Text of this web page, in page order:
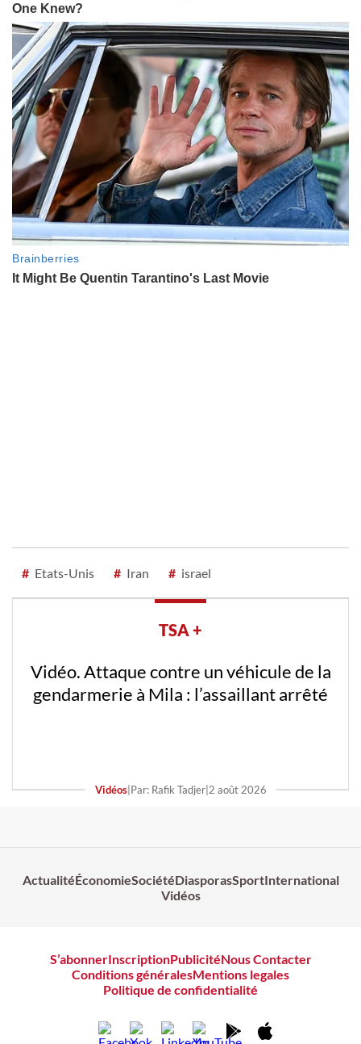
# Etats-Unis # Iran # israel
TSA +
Vidéo. Attaque contre un véhicule de la
gendarmerie à Mila : l’assaillant arrêté
Vidéos| Par: Rafik Tadjer| 2 août 2026
ActualitéÉconomieSociétéDiasporasSportInternational
Vidéos
S’abonnerInscriptionPublicitéNous Contacter
Conditions généralesMentions legales
Politique de confidentialité